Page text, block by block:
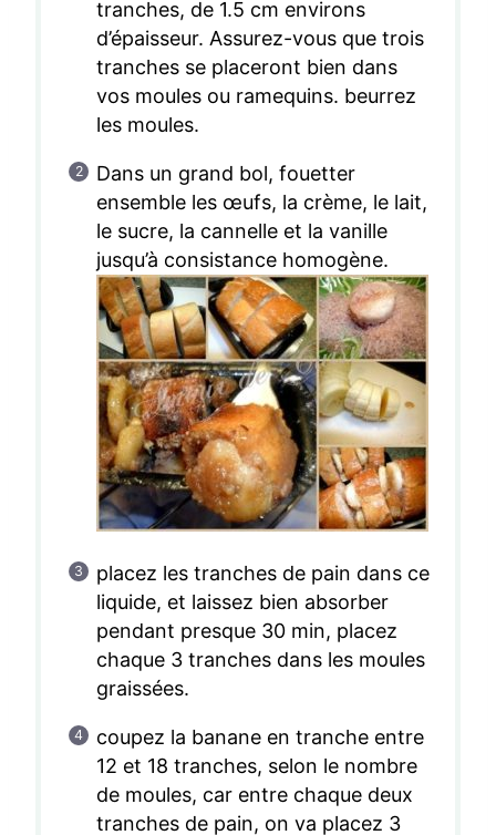
tranches, de 1.5 cm environs
d’épaisseur. Assurez-vous que trois
tranches se placeront bien dans
vos moules ou ramequins. beurrez
les moules.
Dans un grand bol, fouetter
ensemble les œufs, la crème, le lait,
le sucre, la cannelle et la vanille
jusqu’à consistance homogène.
placez les tranches de pain dans ce
liquide, et laissez bien absorber
pendant presque 30 min, placez
chaque 3 tranches dans les moules
graissées.
coupez la banane en tranche entre
12 et 18 tranches, selon le nombre
de moules, car entre chaque deux
tranches de pain, on va placez 3